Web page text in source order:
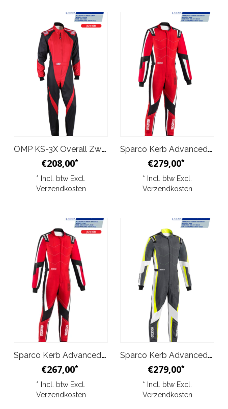
OMP KS-3X Overall Zwart Rood Junior
€208,00*
* Incl. btw Excl.
Verzendkosten
Sparco Kerb Advanced Overall Rood Zwart
€279,00*
* Incl. btw Excl.
Verzendkosten
Sparco Kerb Advanced Overall Rood Zwart Junior
€267,00*
* Incl. btw Excl.
Verzendkosten
Sparco Kerb Advanced Overall Grijs Geel
€279,00*
* Incl. btw Excl.
Verzendkosten